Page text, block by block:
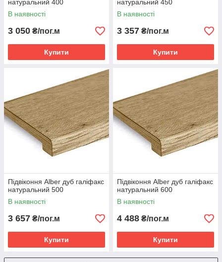
натуральний 400
В наявності
3 050 ₴/пог.м
Купити
натуральний 450
В наявності
3 357 ₴/пог.м
Купити
Підвіконня Alber дуб галіфакс
натуральний 500
В наявності
3 657 ₴/пог.м
Купити
Підвіконня Alber дуб галіфакс
натуральний 600
В наявності
4 488 ₴/пог.м
Купити